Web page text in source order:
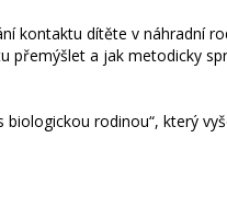
kontaktu dítěte v náhradní
přemýšlet a jak metodicky
biologickou rodinou“, který